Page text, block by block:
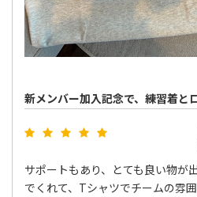
新メンバー加入記念で、練習着と
サポートもあり、とても良い物が
でくれて、Tシャツでチームの雰